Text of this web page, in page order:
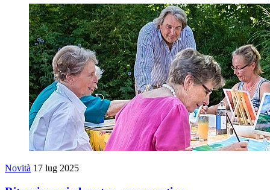
Novità 17 lug 2025